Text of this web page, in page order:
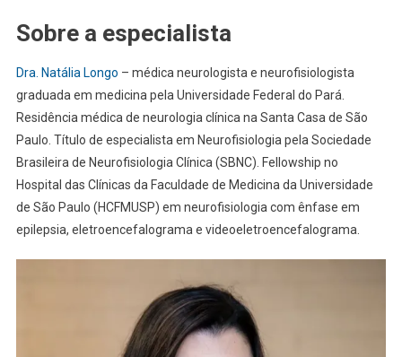
Sobre a especialista
Dra. Natália Longo – médica neurologista e neurofisiologista
graduada em medicina pela Universidade Federal do Pará.
Residência médica de neurologia clínica na Santa Casa de São
Paulo. Título de especialista em Neurofisiologia pela Sociedade
Brasileira de Neurofisiologia Clínica (SBNC). Fellowship no
Hospital das Clínicas da Faculdade de Medicina da Universidade
de São Paulo (HCFMUSP) em neurofisiologia com ênfase em
epilepsia, eletroencefalograma e videoeletroencefalograma.